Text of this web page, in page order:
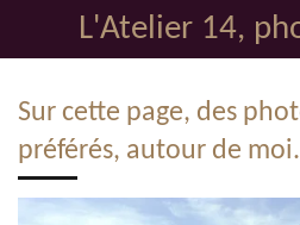
au
principal
L'Atelier 14,
Sur cette page, des
préférés, autour de moi.